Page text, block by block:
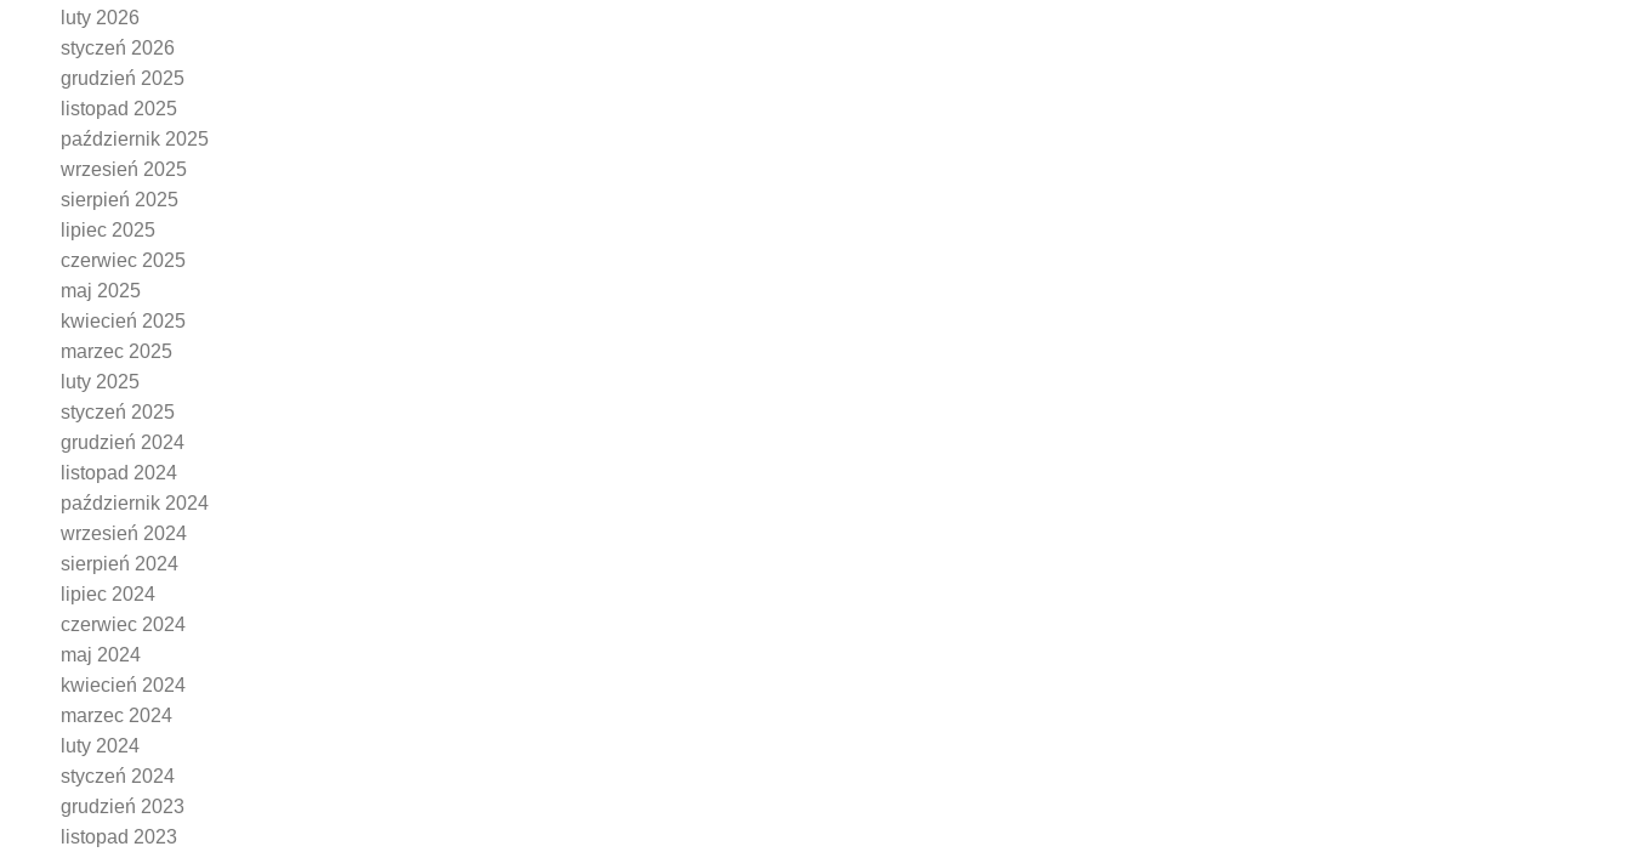
luty 2026
styczeń 2026
grudzień 2025
listopad 2025
październik 2025
wrzesień 2025
sierpień 2025
lipiec 2025
czerwiec 2025
maj 2025
kwiecień 2025
marzec 2025
luty 2025
styczeń 2025
grudzień 2024
listopad 2024
październik 2024
wrzesień 2024
sierpień 2024
lipiec 2024
czerwiec 2024
maj 2024
kwiecień 2024
marzec 2024
luty 2024
styczeń 2024
grudzień 2023
listopad 2023